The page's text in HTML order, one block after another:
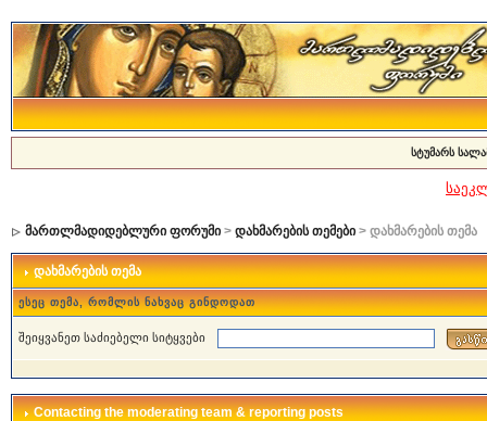
სტუმარს
მართლმადიდებლური ფორუმი> დახმარების თემები> დახმარების თემა
დახმარების თემა
ესეც თემა, რომლის ნახვაც გინდოდათ
შეიყვანეთ საძიებელი სიტყვები
Contacting the moderating team & reporting posts